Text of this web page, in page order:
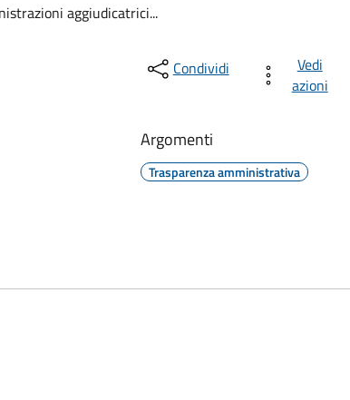
aggiudicatrici...
Condividi
Vedi
azioni
Argomenti
Trasparenza amministrativa